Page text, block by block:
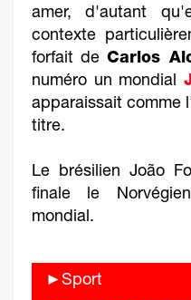
amer, d'autant
contexte
forfait deCarlos
numéro un mondial
apparaissait comme
titre.
Le brésilien João
finale le
mondial.
►Sport